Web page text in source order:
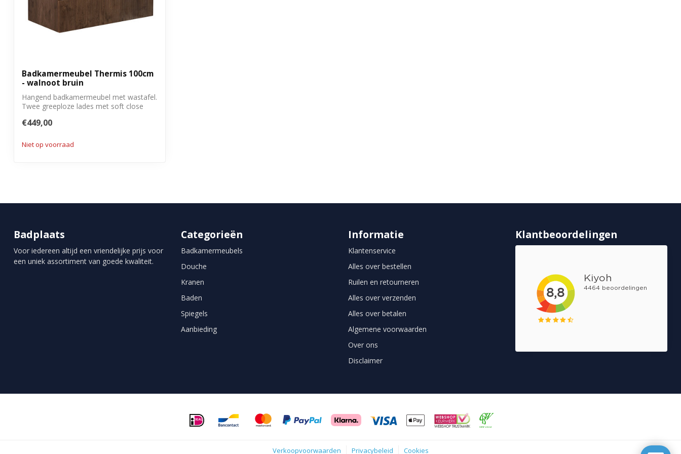
Met overloop
Met bevestigingsmateriaal
Badkamermeubel Thermis 100cm
- walnoot bruin
Hangend badkamermeubel met wastafel.
Twee greeploze lades met soft close
€449,00
Niet op voorraad
Badplaats
Voor iedereen altijd een vriendelijke prijs voor
een uniek assortiment van goede kwaliteit.
Categorieën
Badkamermeubels
Douche
Kranen
Baden
Spiegels
Aanbieding
Informatie
Klantenservice
Alles over bestellen
Ruilen en retourneren
Alles over verzenden
Alles over betalen
Algemene voorwaarden
Over ons
Disclaimer
Klantbeoordelingen
Verkoopvoorwaarden Privacybeleid Cookies